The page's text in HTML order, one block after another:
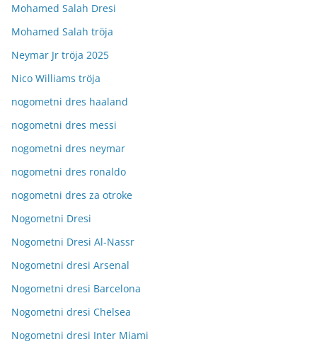
Mohamed Salah Dresi
Mohamed Salah tröja
Neymar Jr tröja 2025
Nico Williams tröja
nogometni dres haaland
nogometni dres messi
nogometni dres neymar
nogometni dres ronaldo
nogometni dres za otroke
Nogometni Dresi
Nogometni Dresi Al-Nassr
Nogometni dresi Arsenal
Nogometni dresi Barcelona
Nogometni dresi Chelsea
Nogometni dresi Inter Miami